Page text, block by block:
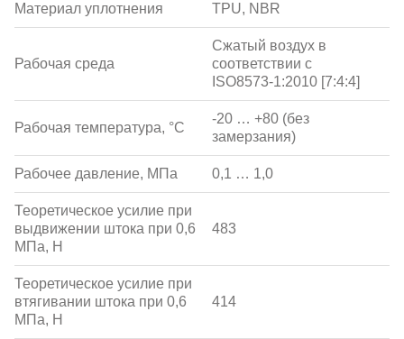
Материал уплотнения TPU, NBR
Рабочая среда
Сжатый воздух в
соответствии с
ISO8573-1:2010 [7:4:4]
Рабочая температура, °С
-20 … +80 (без
замерзания)
Рабочее давление, МПа 0,1 … 1,0
Теоретическое усилие при
выдвижении штока при 0,6
МПа, Н
483
Теоретическое усилие при
втягивании штока при 0,6
МПа, Н
414